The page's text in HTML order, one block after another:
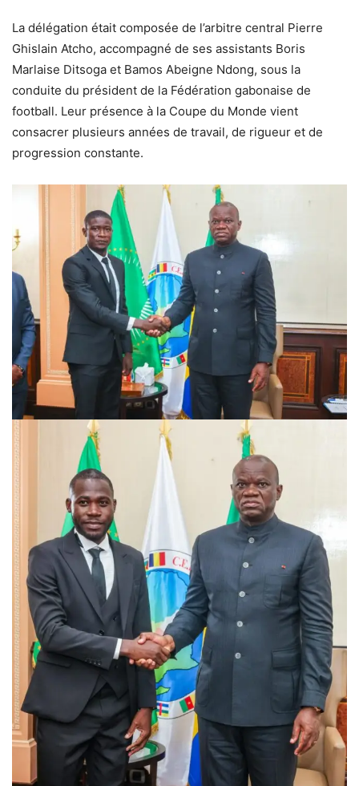
La délégation était composée de l’arbitre central Pierre
Ghislain Atcho, accompagné de ses assistants Boris
Marlaise Ditsoga et Bamos Abeigne Ndong, sous la
conduite du président de la Fédération gabonaise de
football. Leur présence à la Coupe du Monde vient
consacrer plusieurs années de travail, de rigueur et de
progression constante.